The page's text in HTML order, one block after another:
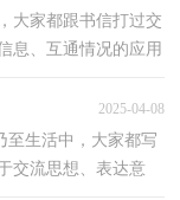
大家都跟书信打过交
息、互通情况的应用
2025-04-08
至生活中，大家都写
交流思想、表达意